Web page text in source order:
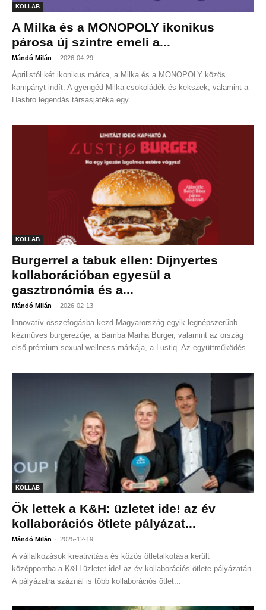
KOLLAB
A Milka és a MONOPOLY ikonikus
párosa új szintre emeli a...
Mándó Milán - 2026-04-29
Áprilistól két ikonikus márka, a Milka és a MONOPOLY közös
kampányt indít. A gyengéd Milka csokoládék és kekszek, valamint a
Hasbro legendás társasjátéka egy...
KOLLAB
Burgerrel a tabuk ellen: Díjnyertes
kollaborációban egyesül a
gasztronómia és a...
Mándó Milán - 2026-02-13
Innovatív összefogásba kezd Magyarország egyik legnépszerűbb
kézműves burgerezője, a Bamba Marha Burger, valamint az ország
első prémium sexual wellness márkája, a Lustiq. Az együttműködés...
KOLLAB
Ők lettek a K&H: üzletet ide! az év
kollaborációs ötlete pályázat...
Mándó Milán - 2025-12-19
A vállalkozások kreativitása és közös ötletalkotása került
középpontba a K&H üzletet ide! az év kollaborációs ötlete pályázatán.
A pályázatra száznál is több kollaborációs ötlet...